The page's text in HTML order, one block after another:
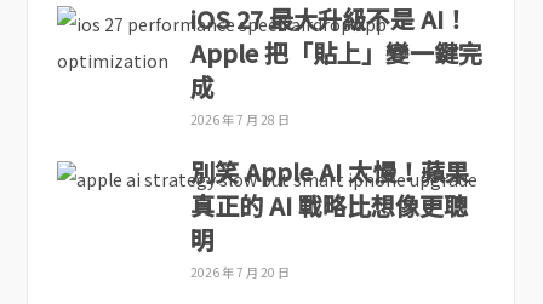
iOS 27 最大升級不是 AI！
Apple 把「貼上」變一鍵完
成
2026 年 7 月 28 日
別笑 Apple AI 太慢！蘋果
真正的 AI 戰略比想像更聰
明
2026 年 7 月 20 日